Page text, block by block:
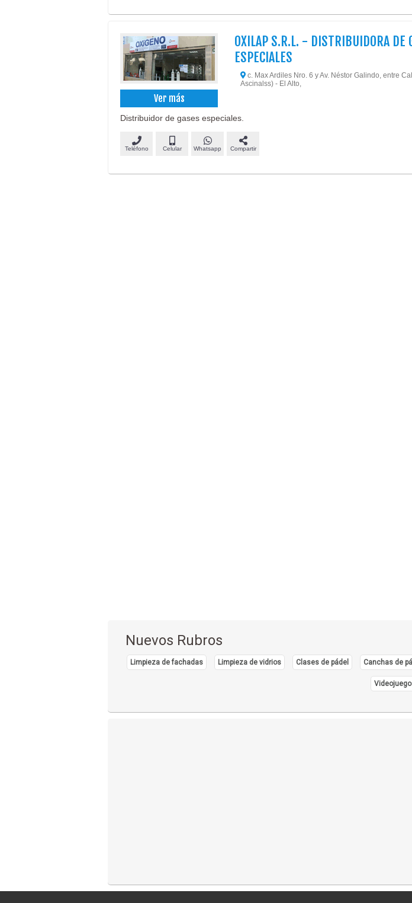
Ver más
OXILAP S.R.L. - DISTRIBUIDORA DE
ESPECIALES
c. Max Ardiles Nro. 6 y Av. Néstor Galindo, entre
Ascinalss) - El Alto,
Distribuidor de gases especiales.
Teléfono Celular Whatsapp Compartir
Nuevos Rubros
Limpieza de fachadas Limpieza de vidrios Clases de pádel Canchas de